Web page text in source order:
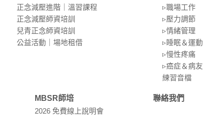
正念減壓進階｜溫習課程
正念減壓師資培訓
兒青正念師資培訓
公益活動｜場地租借
▹職場⼯作
▹壓⼒調節
▹情緒管理
▹睡眠＆運動
▹慢性疼痛
▹癌症＆病友
練習⾳檔
MBSR師培
2026 免費線上說明會
聯絡我們